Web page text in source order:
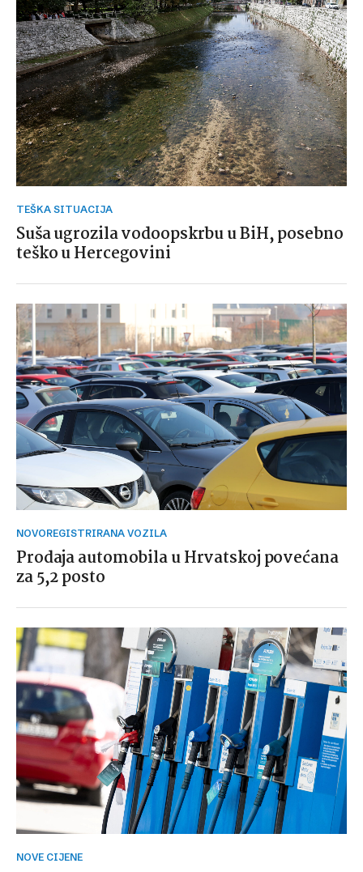
TEŠKA SITUACIJA
Suša ugrozila vodoopskrbu u BiH, posebno
teško u Hercegovini
NOVOREGISTRIRANA VOZILA
Prodaja automobila u Hrvatskoj povećana
za 5,2 posto
NOVE CIJENE